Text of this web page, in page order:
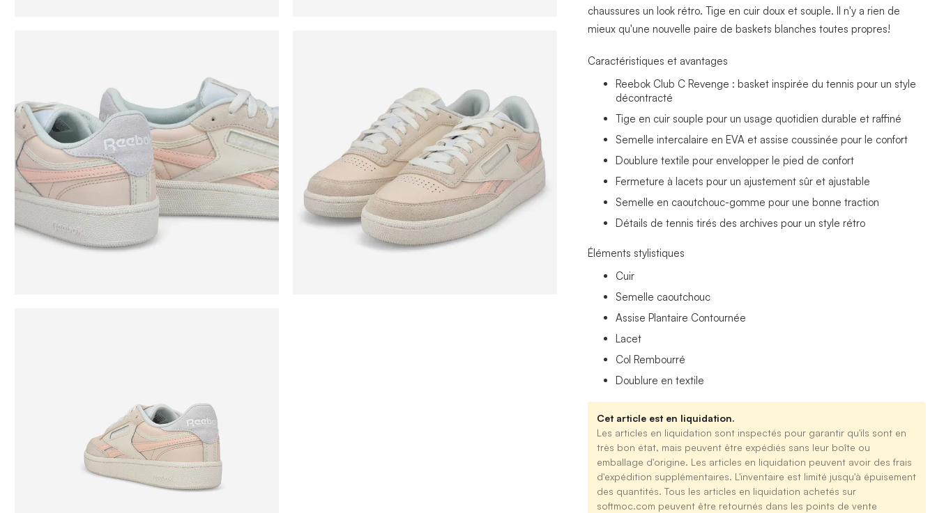
chaussures un look rétro. Tige en cuir doux et souple. Il n'y a rien de
mieux qu'une nouvelle paire de baskets blanches toutes propres!
Caractéristiques et avantages
Reebok Club C Revenge : basket inspirée du tennis pour un style
décontracté
Tige en cuir souple pour un usage quotidien durable et raffiné
Semelle intercalaire en EVA et assise coussinée pour le confort
Doublure textile pour envelopper le pied de confort
Fermeture à lacets pour un ajustement sûr et ajustable
Semelle en caoutchouc-gomme pour une bonne traction
Détails de tennis tirés des archives pour un style rétro
Éléments stylistiques
Cuir
Semelle caoutchouc
Assise Plantaire Contournée
Lacet
Col Rembourré
Doublure en textile
Cet article est en liquidation.
Les articles en liquidation sont inspectés pour garantir qu'ils sont en
très bon état, mais peuvent être expédiés sans leur boîte ou
emballage d'origine. Les articles en liquidation peuvent avoir des frais
d'expédition supplémentaires. L'inventaire est limité jusqu'à épuisement
des quantités. Tous les articles en liquidation achetés sur
softmoc.com peuvent être retournés dans les points de vente